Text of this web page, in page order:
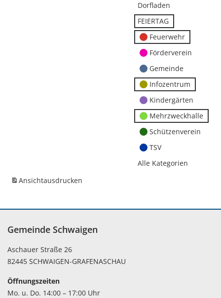
Dorfladen
FEIERTAG
Feuerwehr
Förderverein
Gemeinde
Infozentrum
Kindergärten
Mehrzweckhalle
Schützenverein
TSV
Alle Kategorien
Ansichtausdrucken
Gemeinde Schwaigen
Aschauer Straße 26
82445 SCHWAIGEN-GRAFENASCHAU
Öffnungszeiten
Mo. u. Do. 14:00 – 17:00 Uhr